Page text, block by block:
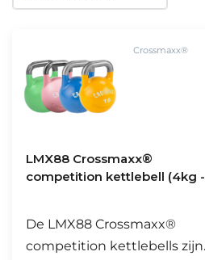
Crossmaxx®
LMX88 Crossmaxx®
competition kettlebell (4kg -
De LMX88 Crossmaxx®
competition kettlebells zijn